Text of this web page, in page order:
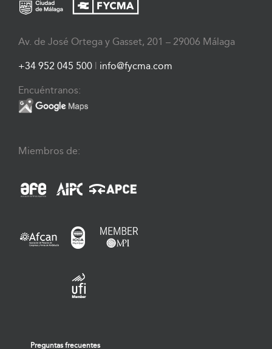
Av. de José Ortega y Gasset, 201 – 29006 Málaga
+34 952 045 500 | info@fycma.com
Encuéntranos:
Miembros de:
Preguntas frecuentes